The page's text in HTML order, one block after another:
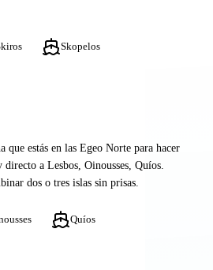
Skopelos
que estás en las Egeo Norte para hacer
a Lesbos, Oinousses, Quíos.
dos o tres islas sin prisas.
Quíos